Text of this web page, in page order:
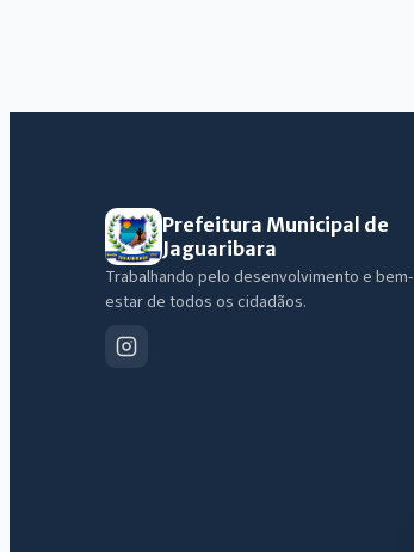
Prefeitura Municipal de
Jaguaribara
Trabalhando pelo desenvolvimento e bem-
estar de todos os cidadãos.